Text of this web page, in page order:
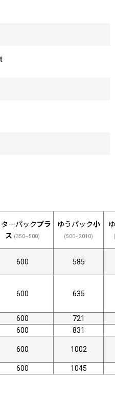
ターパックプラ
ス (350~500)
ゆうパック小
(500~2010)
600 585
600 635
600
721
600 831
600 1002
600 1045